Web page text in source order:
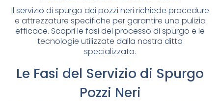
Il servizio di spurgo dei pozzi neri richiede procedure
e attrezzature specifiche per garantire una pulizia
efficace. Scopri le fasi del processo di spurgo e le
tecnologie utilizzate dalla nostra ditta
specializzata.
Le Fasi del Servizio di Spurgo
Pozzi Neri